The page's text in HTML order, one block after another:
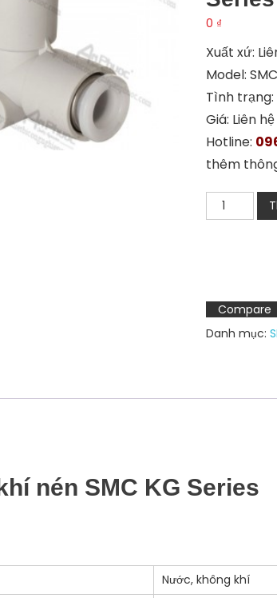
0 ₫
Xuất xứ:
Model:
Tình trạng:
Giá: Liên hệ
Hotline:
thêm
nhanh
KG
Series
số
Compare
Danh mục:
nén SMC KG Series
Nước, không khí